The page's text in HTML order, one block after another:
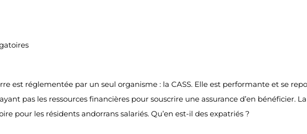
est réglementée par un seul organisme : la CASS. Elle est performante et se
pas les ressources financières pour souscrire une assurance d’en bénéficier.
pour les résidents andorrans salariés. Qu’en est-il des expatriés ?